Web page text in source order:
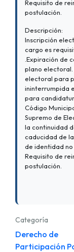
Requisito de
postulación.
Descripción:
Inscripción
cargo es
.Expiración de
plano electoral.
electoral para
ininterrumpida
para
Código
Supremo de
la continuidad
caducidad de
de identidad no
Requisito de
postulación.
Categoría
Derecho de
Participación